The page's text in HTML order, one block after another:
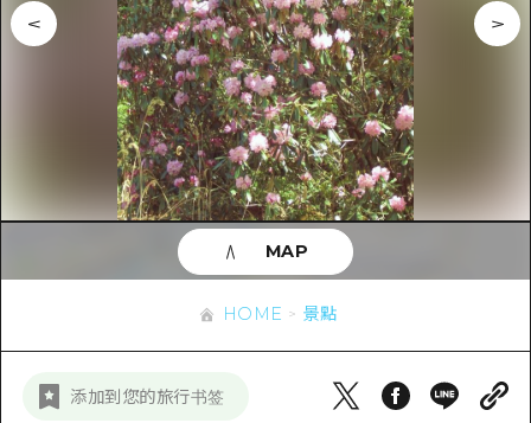
藝術
活動·廟會
美食·酒水
騎自行車
購物
運動
夜晚生活
列表
Dive! Hiroshima 官方向導
廣島隨意旅行
廣島市內
安芸
答對了
宮島周邊
景點
列表
廣島市內
安芸
答對了
美北
東山口
活動
即時訊息
有用的信息
列表
新聞
HOME 景點
添加到您的旅行书签
MAP